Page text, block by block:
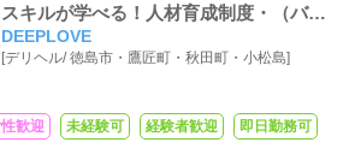
スキルが学べる！人材育成制度・（バイ
ト体験入店あり）
DEEPLOVE
[デリヘル/徳島市・鷹匠町・秋田町・小松島]
歓迎 未経験可 経験者歓迎 即日勤務可